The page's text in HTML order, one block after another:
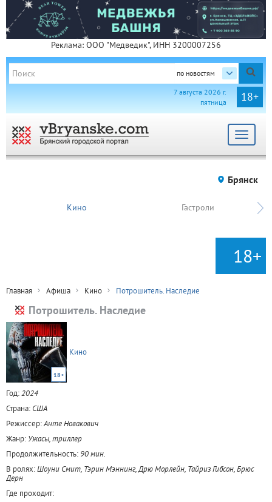
Реклама: ООО "Медведик", ИНН 3200007256
по новостям
18+
7 августа 2026 г.
пятница
Toggle
Брянск
Кино Гастроли
18+
Главная Афиша Кино Потрошитель. Наследие
Потрошитель. Наследие
18+
Кино
Год:2024
Страна: США
Режиссер:Анте Новакович
Жанр: Ужасы, триллер
Продолжительность: 90 мин.
В ролях:Шоуни Смит, Тэрин Мэннинг, Дрю Морлейн, Тайриз Гибсон, Брюс
Дерн
Где проходит: